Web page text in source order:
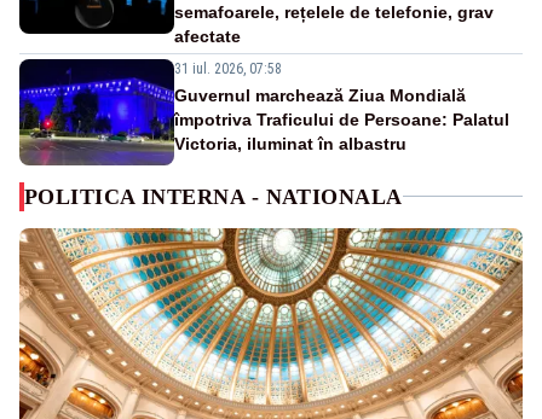
semafoarele, rețelele de telefonie, grav
afectate
31 iul. 2026, 07:58
Guvernul marchează Ziua Mondială
împotriva Traficului de Persoane: Palatul
Victoria, iluminat în albastru
POLITICA INTERNA - NATIONALA